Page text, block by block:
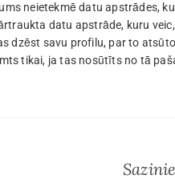
neietekmē datu apstrādes,
datu apstrāde, kuru
dzēst savu profilu, par to
tikai, ja tas nosūtīts no tā